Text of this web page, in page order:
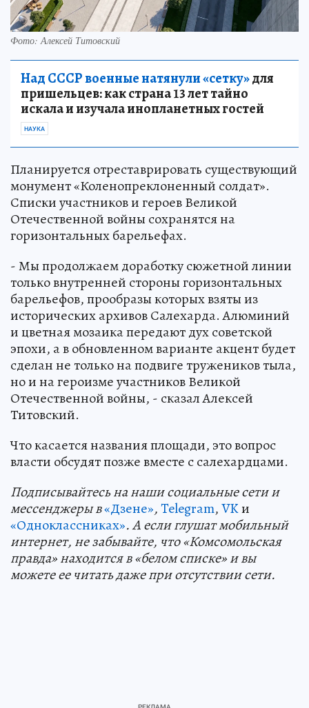
Фото: Алексей Титовский
Над СССР военные натянули «сетку»для
пришельцев: как страна 13 лет тайно
искала и изучала инопланетных гостей
НАУКА
Планируется отреставрировать существующий
монумент «Коленопреклоненный солдат».
Списки участников и героев Великой
Отечественной войны сохранятся на
горизонтальных барельефах.
- Мы продолжаем доработку сюжетной линии
только внутренней стороны горизонтальных
барельефов, прообразы которых взяты из
исторических архивов Салехарда. Алюминий
и цветная мозаика передают дух советской
эпохи, а в обновленном варианте акцент будет
сделан не только на подвиге тружеников тыла,
но и на героизме участников Великой
Отечественной войны, - сказал Алексей
Титовский.
Что касается названия площади, это вопрос
власти обсудят позже вместе с салехардцами.
Подписывайтесь на наши социальные сети и
мессенджеры в«Дзене»,Telegram,VKи
«Одноклассниках». А если глушат мобильный
интернет, не забывайте, что «Комсомольская
правда» находится в «белом списке» и вы
можете ее читать даже при отсутствии сети.